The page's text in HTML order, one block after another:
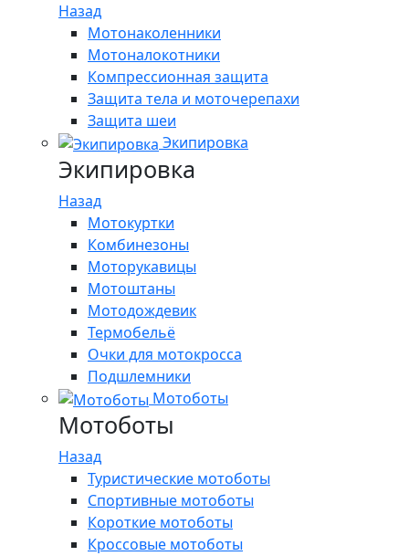
Назад
Мотонаколенники
Мотоналокотники
Компрессионная защита
Защита тела и моточерепахи
Защита шеи
Экипировка
Экипировка
Назад
Мотокуртки
Комбинезоны
Моторукавицы
Мотоштаны
Мотодождевик
Термобельё
Очки для мотокросса
Подшлемники
Мотоботы
Мотоботы
Назад
Туристические мотоботы
Спортивные мотоботы
Короткие мотоботы
Кроссовые мотоботы